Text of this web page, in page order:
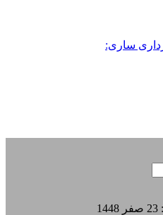
ساری: